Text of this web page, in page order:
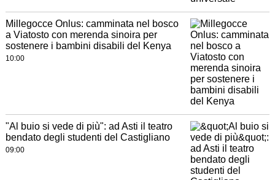
Millegocce Onlus: camminata nel bosco
a Viatosto con merenda sinoira per
sostenere i bambini disabili del Kenya
10:00
"Al buio si vede di più": ad Asti il teatro
bendato degli studenti del Castigliano
09:00